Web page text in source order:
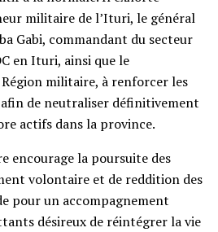
militaire de l’Ituri, le général
Gabi, commandant du secteur
en Ituri, ainsi que le
militaire, à renforcer les
de neutraliser définitivement
actifs dans la province.
encourage la poursuite des
volontaire et de reddition des
pour un accompagnement
désireux de réintégrer la vie